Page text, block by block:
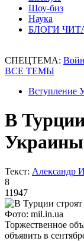
Шоу-биз
Наука
БЛОГИ
СПЕЦТЕМА:
ВСЕ ТЕМЫ
Вступление
В
Украины
Текст: Александр
8
11947
Фото: mil.in.ua
Торжественное
объявить в